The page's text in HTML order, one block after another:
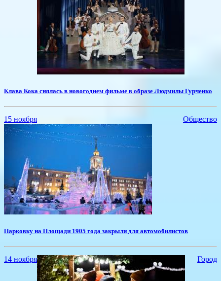
​Клава Кока снялась в новогоднем фильме в образе Людмилы Гурченко
15 ноября Общество
Парковку на Площади 1905 года закрыли для автомобилистов
14 ноября Город